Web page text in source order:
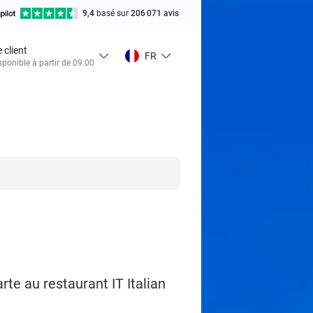
9,4 basé sur 206 071 avis
client
à partir de 09:00
FR
au restaurant IT Italian